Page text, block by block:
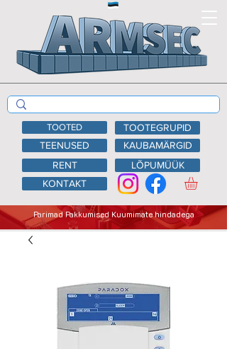
TEENUSED
KAUBAMÄRGID
RENT
LÕPUMÜÜK
KONTAKT
Parimad Pakkumised Kuumimate hindadega
TOOTED TOOTEGRUPID